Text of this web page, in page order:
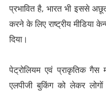
प्रभावित है, भारत भी इससे
करने के लिए राष्ट्रीय मीडिया
दिया।
पेट्रोलियम एवं प्राकृतिक गैस
एलपीजी बुकिंग को लेकर